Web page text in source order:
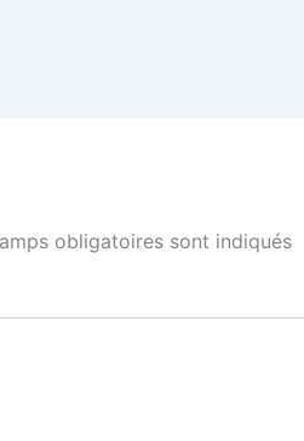
obligatoires sont indiqués